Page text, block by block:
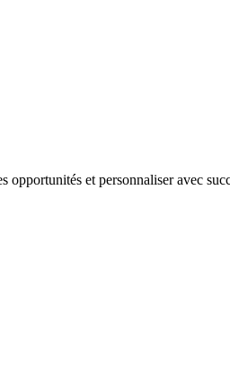
et personnaliser avec